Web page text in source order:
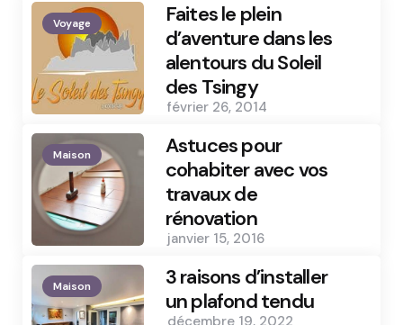
Voyage
Faites le plein
d’aventure dans les
alentours du Soleil
des Tsingy
février 26, 2014
Maison
Astuces pour
cohabiter avec vos
travaux de
rénovation
janvier 15, 2016
Maison
3 raisons d’installer
un plafond tendu